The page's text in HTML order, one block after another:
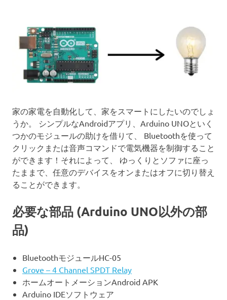
家の家電を自動化して、家をスマートにしたいのでしょ
うか。 シンプルなAndroidアプリ、Arduino UNOといく
つかのモジュールの助けを借りて、 Bluetoothを使って
クリックまたは音声コマンドで電気機器を制御すること
ができます！それによって、 ゆっくりとソファに座っ
たままで、任意のデバイスをオンまたはオフに切り替え
ることができます。
必要な部品 (Arduino UNO以外の部
品)
BluetoothモジュールHC-05
Grove – 4 Channel SPDT Relay
ホームオートメーションAndroid APK
Arduino IDEソフトウェア